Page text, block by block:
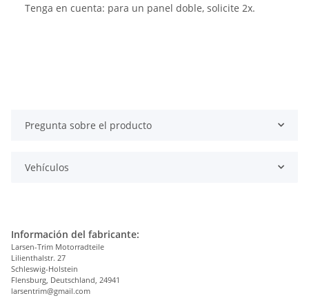
Tenga en cuenta: para un panel doble, solicite 2x.
Pregunta sobre el producto
Vehículos
Información del fabricante:
Larsen-Trim Motorradteile
Lilienthalstr. 27
Schleswig-Holstein
Flensburg, Deutschland, 24941
larsentrim@gmail.com